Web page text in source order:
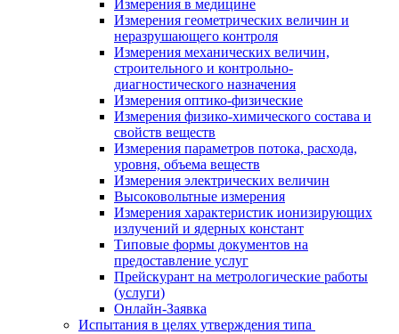
Измерения в медицине
Измерения геометрических величин и
неразрушающего контроля
Измерения механических величин,
строительного и контрольно-
диагностического назначения
Измерения оптико-физические
Измерения физико-химического состава и
свойств веществ
Измерения параметров потока, расхода,
уровня, объема веществ
Измерения электрических величин
Высоковольтные измерения
Измерения характеристик ионизирующих
излучений и ядерных констант
Типовые формы документов на
предоставление услуг
Прейскурант на метрологические работы
(услуги)
Онлайн-Заявка
Испытания в целях утверждения типа